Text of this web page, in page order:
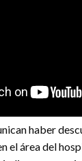
haber
el área del